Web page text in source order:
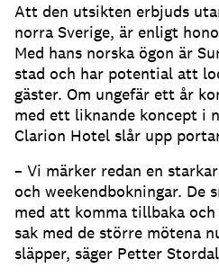
Att den utsikten erbjuds
norra Sverige, är enligt
Med hans norska ögon är
stad och har potential att
gäster. Om ungefär ett år
med ett liknande koncept i
Clarion Hotel slår upp
– Vi märker redan en
och weekendbokningar. De
med att komma tillbaka
sak med de större mötena
släpper, säger Petter